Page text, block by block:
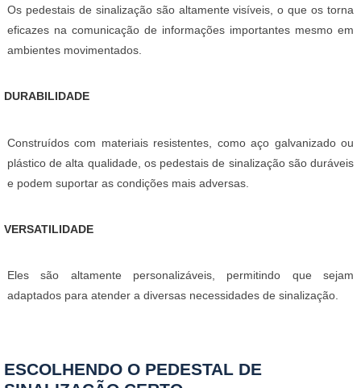
Os pedestais de sinalização são altamente visíveis, o que os torna
eficazes na comunicação de informações importantes mesmo em
ambientes movimentados.
DURABILIDADE
Construídos com materiais resistentes, como aço galvanizado ou
plástico de alta qualidade, os pedestais de sinalização são duráveis
e podem suportar as condições mais adversas.
VERSATILIDADE
Eles são altamente personalizáveis, permitindo que sejam
adaptados para atender a diversas necessidades de sinalização.
ESCOLHENDO O PEDESTAL DE